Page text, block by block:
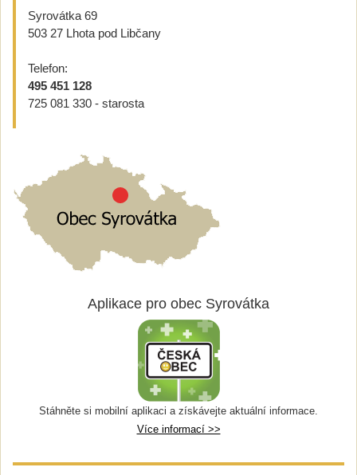
Syrovátka 69
503 27 Lhota pod Libčany
Telefon:
495 451 128
725 081 330 - starosta
Aplikace pro obec Syrovátka
Stáhněte si mobilní aplikaci a získávejte aktuální informace.
Více informací >>